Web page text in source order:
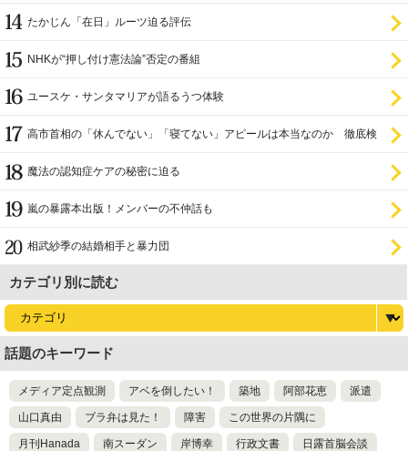
たかじん「在日」ルーツ迫る評伝
NHKが“押し付け憲法論”否定の番組
ユースケ・サンタマリアが語るうつ体験
高市首相の「休んでない」「寝てない」アピールは本当なのか 徹底検
魔法の認知症ケアの秘密に迫る
嵐の暴露本出版！メンバーの不仲話も
相武紗季の結婚相手と暴力団
カテゴリ別に読む
話題のキーワード
メディア定点観測 アベを倒したい！ 築地 阿部花恵 派遣
山口真由 ブラ弁は見た！ 障害 この世界の片隅に
月刊Hanada 南スーダン 岸博幸 行政文書 日露首脳会談